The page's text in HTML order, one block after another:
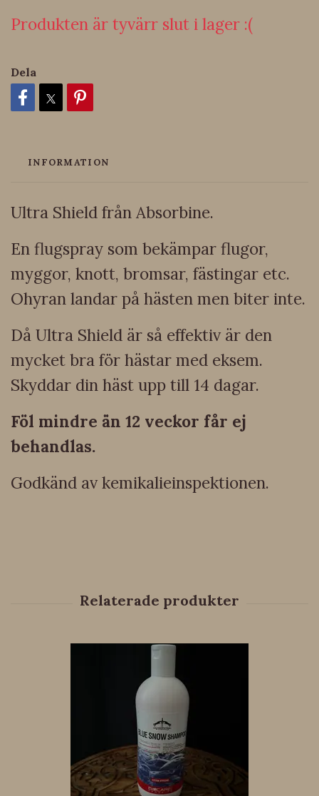
Produkten är tyvärr slut i lager :(
Dela
INFORMATION
Ultra Shield från Absorbine.
En flugspray som bekämpar flugor,
myggor, knott, bromsar, fästingar etc.
Ohyran landar på hästen men biter inte.
Då Ultra Shield är så effektiv är den
mycket bra för hästar med eksem.
Skyddar din häst upp till 14 dagar.
Föl mindre än 12 veckor får ej
behandlas.
Godkänd av kemikalieinspektionen.